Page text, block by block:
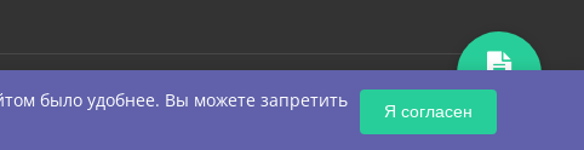
было удобнее. Вы можете запретить
Я согласен
ЗАПРОС